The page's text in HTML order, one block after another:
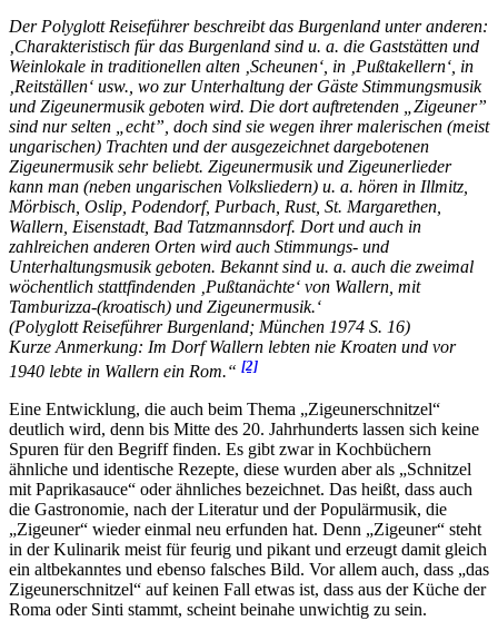
Der Polyglott Reiseführer beschreibt das Burgenland unter anderen:
‚Charakteristisch für das Burgenland sind u. a. die Gaststätten und
Weinlokale in traditionellen alten ‚Scheunen‘, in ‚Pußtakellern‘, in
‚Reitställen‘ usw., wo zur Unterhaltung der Gäste Stimmungsmusik
und Zigeunermusik geboten wird. Die dort auftretenden „Zigeuner”
sind nur selten „echt”, doch sind sie wegen ihrer malerischen (meist
ungarischen) Trachten und der ausgezeichnet dargebotenen
Zigeunermusik sehr beliebt. Zigeunermusik und Zigeunerlieder
kann man (neben ungarischen Volksliedern) u. a. hören in Illmitz,
Mörbisch, Oslip, Podendorf, Purbach, Rust, St. Margarethen,
Wallern, Eisenstadt, Bad Tatzmannsdorf. Dort und auch in
zahlreichen anderen Orten wird auch Stimmungs- und
Unterhaltungsmusik geboten. Bekannt sind u. a. auch die zweimal
wöchentlich stattfindenden ‚Pußtanächte‘ von Wallern, mit
Tamburizza-(kroatisch) und Zigeunermusik.‘
(Polyglott Reiseführer Burgenland; München 1974 S. 16)
Kurze Anmerkung: Im Dorf Wallern lebten nie Kroaten und vor
1940 lebte in Wallern ein Rom.“ [2]
Eine Entwicklung, die auch beim Thema „Zigeunerschnitzel“
deutlich wird, denn bis Mitte des 20. Jahrhunderts lassen sich keine
Spuren für den Begriff finden. Es gibt zwar in Kochbüchern
ähnliche und identische Rezepte, diese wurden aber als „Schnitzel
mit Paprikasauce“ oder ähnliches bezeichnet. Das heißt, dass auch
die Gastronomie, nach der Literatur und der Populärmusik, die
„Zigeuner“ wieder einmal neu erfunden hat. Denn „Zigeuner“ steht
in der Kulinarik meist für feurig und pikant und erzeugt damit gleich
ein altbekanntes und ebenso falsches Bild. Vor allem auch, dass „das
Zigeunerschnitzel“ auf keinen Fall etwas ist, dass aus der Küche der
Roma oder Sinti stammt, scheint beinahe unwichtig zu sein.